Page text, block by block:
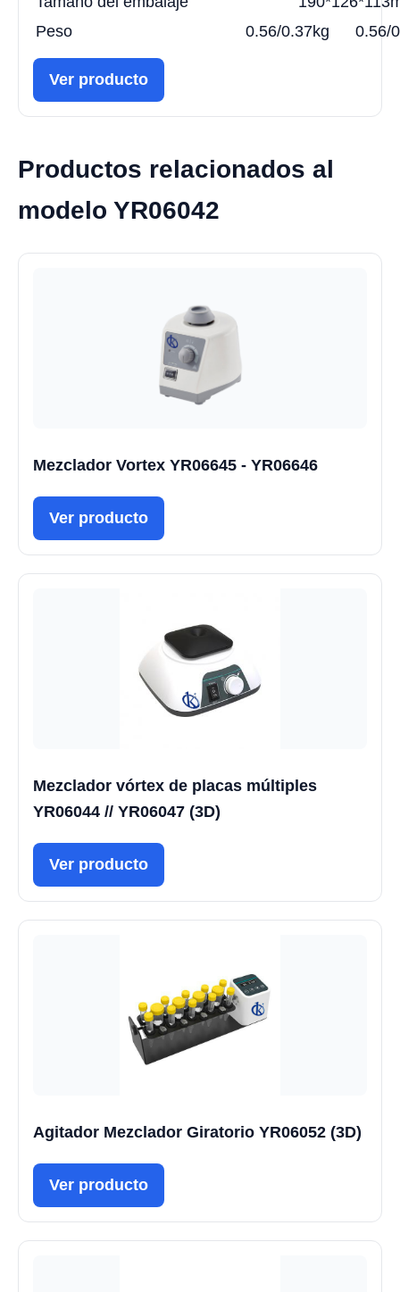
Peso
0.56/0.37kg 0.56/
Ver producto
Productos relacionados al
modelo YR06042
Mezclador Vortex YR06645 - YR06646
Ver producto
Mezclador vórtex de placas múltiples
YR06044 // YR06047 (3D)
Ver producto
Agitador Mezclador Giratorio YR06052 (3D)
Ver producto